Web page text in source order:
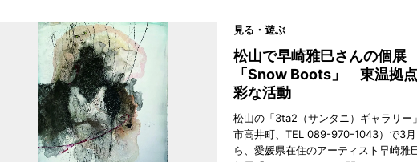
見る・遊ぶ
松山で早崎雅巳さんの個展
「Snow Boots」 東温拠
彩な活動
松山の「3ta2（サンタニ）ギャラリー
市高井町、TEL 089-970-1043）で3
ら、愛媛県在住のアーティスト早崎雅